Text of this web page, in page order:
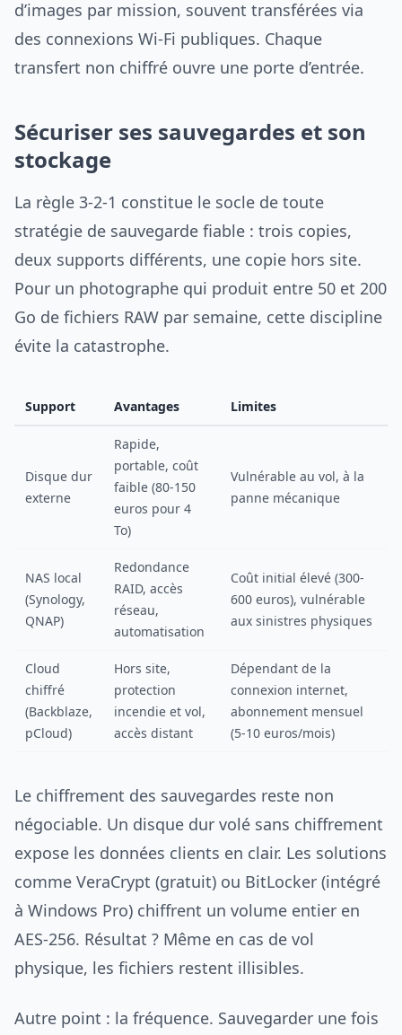
d’images par mission, souvent transférées via
des connexions Wi-Fi publiques. Chaque
transfert non chiffré ouvre une porte d’entrée.
Sécuriser ses sauvegardes et son
stockage
La règle 3-2-1 constitue le socle de toute
stratégie de sauvegarde fiable : trois copies,
deux supports différents, une copie hors site.
Pour un photographe qui produit entre 50 et 200
Go de fichiers RAW par semaine, cette discipline
évite la catastrophe.
Support Avantages Limites
Disque dur
externe
Rapide,
portable, coût
faible (80-150
euros pour 4
To)
Vulnérable au vol, à la
panne mécanique
NAS local
(Synology,
QNAP)
Redondance
RAID, accès
réseau,
automatisation
Coût initial élevé (300-
600 euros), vulnérable
aux sinistres physiques
Cloud
chiffré
(Backblaze,
pCloud)
Hors site,
protection
incendie et vol,
accès distant
Dépendant de la
connexion internet,
abonnement mensuel
(5-10 euros/mois)
Le chiffrement des sauvegardes reste non
négociable. Un disque dur volé sans chiffrement
expose les données clients en clair. Les solutions
comme VeraCrypt (gratuit) ou BitLocker (intégré
à Windows Pro) chiffrent un volume entier en
AES-256. Résultat ? Même en cas de vol
physique, les fichiers restent illisibles.
Autre point : la fréquence. Sauvegarder une fois